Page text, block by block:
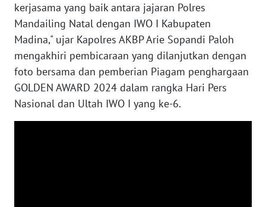
kerjasama yang baik antara jajaran Polres
Mandailing Natal dengan IWO I Kabupaten
Madina," ujar Kapolres AKBP Arie Sopandi Paloh
mengakhiri pembicaraan yang dilanjutkan dengan
foto bersama dan pemberian Piagam penghargaan
GOLDEN AWARD 2024 dalam rangka Hari Pers
Nasional dan Ultah IWO I yang ke-6.
WN
SUMBAR
WN
SUMSEL
WN